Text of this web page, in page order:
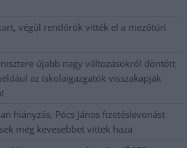
végül rendőrök vitték el a mezőtúri
újabb nagy változásokról döntött
az iskolaigazgatók visszakapják
hiányzás, Pócs János fizetéslevonást
még kevesebbet vittek haza